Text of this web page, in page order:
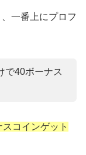
一番上にプロフ
で40ボーナス
コインゲット